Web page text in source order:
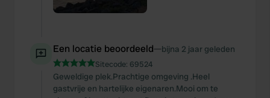
Een locatie beoordeeld—bijna 2 jaar geleden
Sitecode: 69524
Geweldige plek.Prachtige omgeving .Heel
gastvrije en hartelijke eigenaren.Mooi om te